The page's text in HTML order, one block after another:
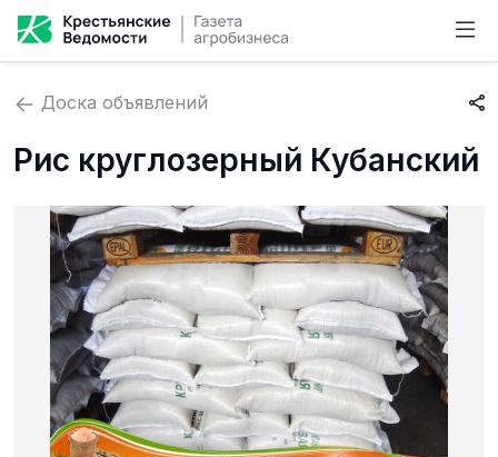
Доска объявлений
Рис круглозерный Кубанский